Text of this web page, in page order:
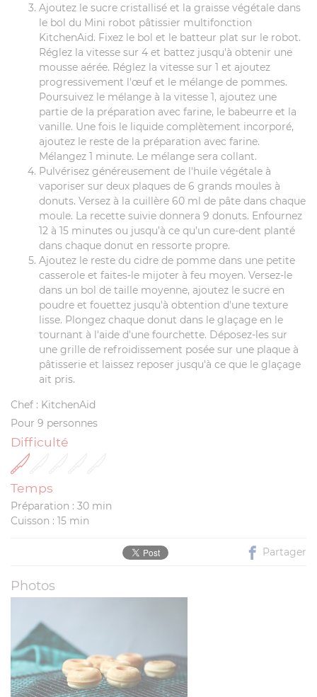
Ajoutez le sucre cristallisé et la graisse végétale dans
le bol du Mini robot pâtissier multifonction
KitchenAid. Fixez le bol et le batteur plat sur le robot.
Réglez la vitesse sur 4 et battez jusqu'à obtenir une
mousse aérée. Réglez la vitesse sur 1 et ajoutez
progressivement l'œuf et le mélange de pommes.
Poursuivez le mélange à la vitesse 1, ajoutez une
partie de la préparation avec farine, le babeurre et la
vanille. Une fois le liquide complètement incorporé,
ajoutez le reste de la préparation avec farine.
Mélangez 1 minute. Le mélange sera collant.
Pulvérisez généreusement de l'huile végétale à
vaporiser sur deux plaques de 6 grands moules à
donuts. Versez à la cuillère 60 ml de pâte dans chaque
moule. La recette suivie donnera 9 donuts. Enfournez
12 à 15 minutes ou jusqu’à ce qu’un cure-dent planté
dans chaque donut en ressorte propre.
Ajoutez le reste du cidre de pomme dans une petite
casserole et faites-le mijoter à feu moyen. Versez-le
dans un bol de taille moyenne, ajoutez le sucre en
poudre et fouettez jusqu'à obtention d'une texture
lisse. Plongez chaque donut dans le glaçage en le
tournant à l'aide d'une fourchette. Déposez-les sur
une grille de refroidissement posée sur une plaque à
pâtisserie et laissez reposer jusqu'à ce que le glaçage
ait pris.
Chef : KitchenAid
Pour 9 personnes
Difficulté
Temps
Préparation : 30 min
Cuisson : 15 min
Partager
Photos